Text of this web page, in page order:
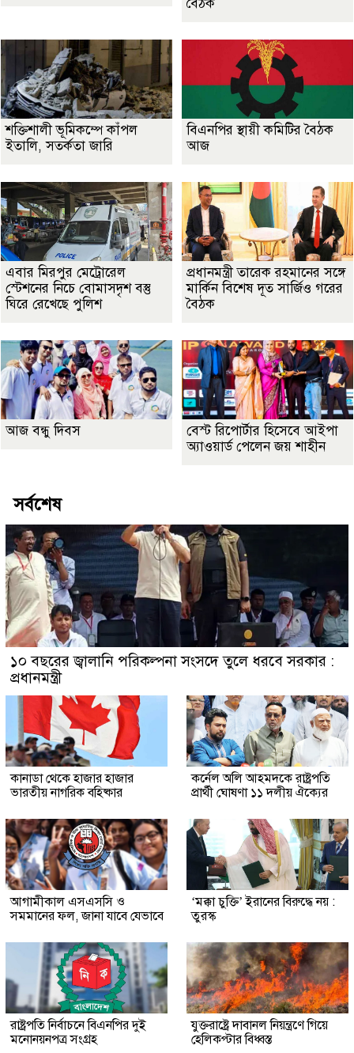
বৈঠক
শক্তিশালী ভূমিকম্পে কাঁপল
ইতালি, সতর্কতা জারি
বিএনপির স্থায়ী কমিটির বৈঠক
আজ
এবার মিরপুর মেট্রোরেল
স্টেশনের নিচে বোমাসদৃশ বস্তু
ঘিরে রেখেছে পুলিশ
প্রধানমন্ত্রী তারেক রহমানের সঙ্গে
মার্কিন বিশেষ দূত সার্জিও গরের
বৈঠক
আজ বন্ধু দিবস
বেস্ট রিপোর্টার হিসেবে আইপা
অ্যাওয়ার্ড পেলেন জয় শাহীন
সর্বশেষ
১০ বছরের জ্বালানি পরিকল্পনা সংসদে তুলে ধরবে সরকার :
প্রধানমন্ত্রী
কানাডা থেকে হাজার হাজার
ভারতীয় নাগরিক বহিষ্কার
কর্নেল অলি আহমদকে রাষ্ট্রপতি
প্রার্থী ঘোষণা ১১ দলীয় ঐক্যের
আগামীকাল এসএসসি ও
সমমানের ফল, জানা যাবে যেভাবে
‘মক্কা চুক্তি’ ইরানের বিরুদ্ধে নয় :
তুরস্ক
রাষ্ট্রপতি নির্বাচনে বিএনপির দুই
মনোনয়নপত্র সংগ্রহ
যুক্তরাষ্ট্রে দাবানল নিয়ন্ত্রণে গিয়ে
হেলিকপ্টার বিধ্বস্ত